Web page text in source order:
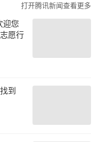
打开腾讯新闻查看更多
迎您
愿行
到